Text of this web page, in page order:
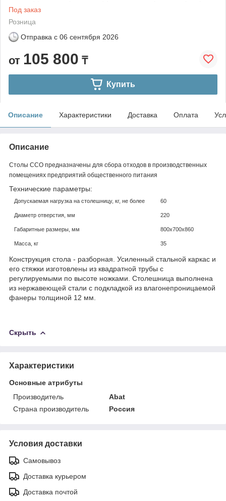
Под заказ
Розница
Отправка с 06 сентября 2026
от 105 800 ₸
Купить
Описание Характеристики Доставка Оплата
Описание
Столы ССО предназначены для сбора отходов в производственных
помещениях предприятий общественного питания
Технические параметры:
Допускаемая нагрузка на столешницу, кг, не более 60
Диаметр отверстия, мм 220
Габаритные размеры, мм 800х700х860
Масса, кг 35
Конструкция стола - разборная. Усиленный стальной каркас и
его стяжки изготовлены из квадратной трубы с
регулируемыми по высоте ножками. Столешница выполнена
из нержавеющей стали с подкладкой из влагонепроницаемой
фанеры толщиной 12 мм.
Скрыть
Характеристики
Основные атрибуты
Производитель
Abat
Страна производитель
Россия
Условия доставки
Самовывоз
Доставка курьером
Доставка почтой